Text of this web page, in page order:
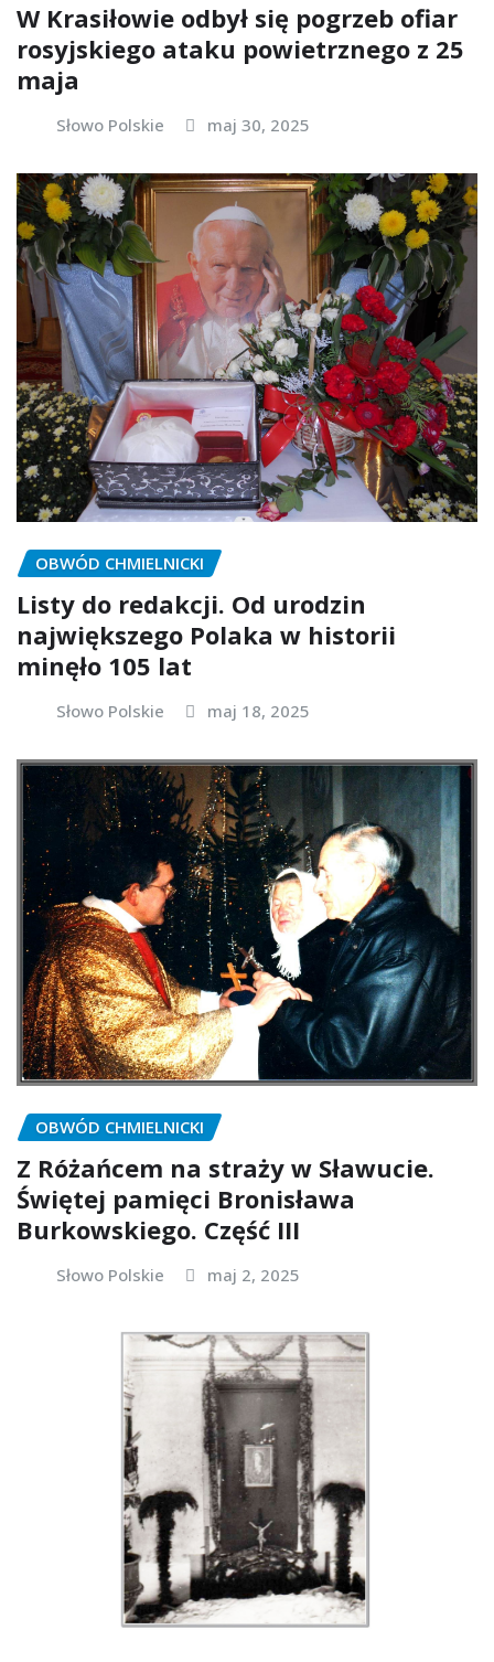
W Krasiłowie odbył się pogrzeb ofiar
rosyjskiego ataku powietrznego z 25
maja
Słowo Polskie maj 30, 2025
OBWÓD CHMIELNICKI
Listy do redakcji. Od urodzin
największego Polaka w historii
minęło 105 lat
Słowo Polskie maj 18, 2025
OBWÓD CHMIELNICKI
Z Różańcem na straży w Sławucie.
Świętej pamięci Bronisława
Burkowskiego. Część III
Słowo Polskie maj 2, 2025